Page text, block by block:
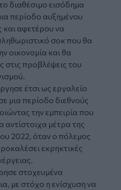
διαθέσιμο εισόδημα
περίοδο αυξημένου
και αφετέρου να
σοκ που θα
οικονομία και θα
στις προβλέψεις του
έτσι ως εργαλείο
μια περίοδο διεθνούς
την εμπειρία που
αντίστοιχα μέτρα της
2022, όταν ο πόλεμος
εκρηκτικές
στοχευμένα
με στόχο η ενίσχυση να